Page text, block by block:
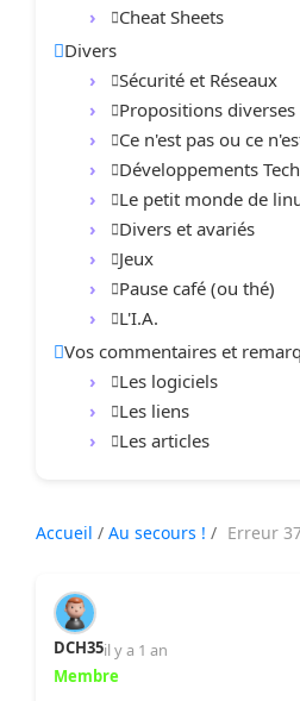
Cheat Sheets
Divers
Sécurité et Réseaux
Propositions diverses
Ce n'est pas ou ce
Développements
Le petit monde de
Divers et avariés
Jeux
Pause café (ou thé)
L'I.A.
Vos commentaires et
Les logiciels
Les liens
Les articles
Accueil / Au secours ! / Erreur
DCH35il y a 1 an
Membre